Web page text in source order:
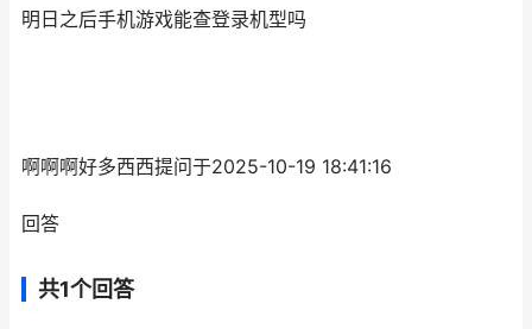
明日之后手机游戏能查登录机型吗
啊啊啊好多西西提问于2025-10-19 18:41:16
回答
共1个回答